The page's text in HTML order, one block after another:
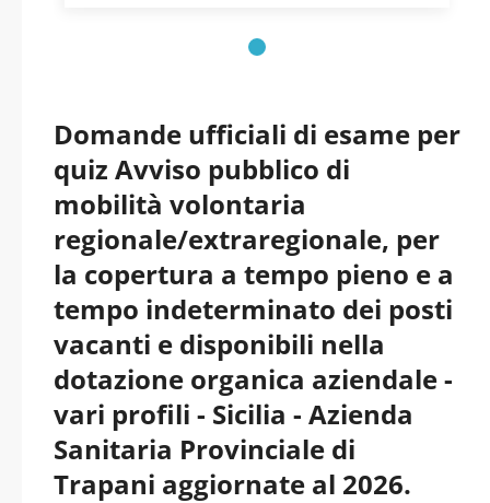
Domande ufficiali di esame per
quiz Avviso pubblico di
mobilità volontaria
regionale/extraregionale, per
la copertura a tempo pieno e a
tempo indeterminato dei posti
vacanti e disponibili nella
dotazione organica aziendale -
vari profili - Sicilia - Azienda
Sanitaria Provinciale di
Trapani aggiornate al 2026.